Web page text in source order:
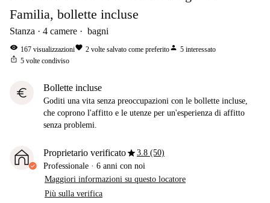
Familia, bollette incluse
Stanza 4 camere bagni
visibility 167 visualizzazionifavorite 2 volte salvato come preferitoperson 5 interessato
ios_share 5 volte condiviso
euro Bollette incluse
Goditi una vita senza preoccupazioni con le bollette incluse,
che coprono l'affitto e le utenze per un'esperienza di affitto
senza problemi.
Proprietario verificatostar3.8 (50)
Professionale · 6 anni con noi
Maggiori informazioni su questo locatore
Più sulla verifica